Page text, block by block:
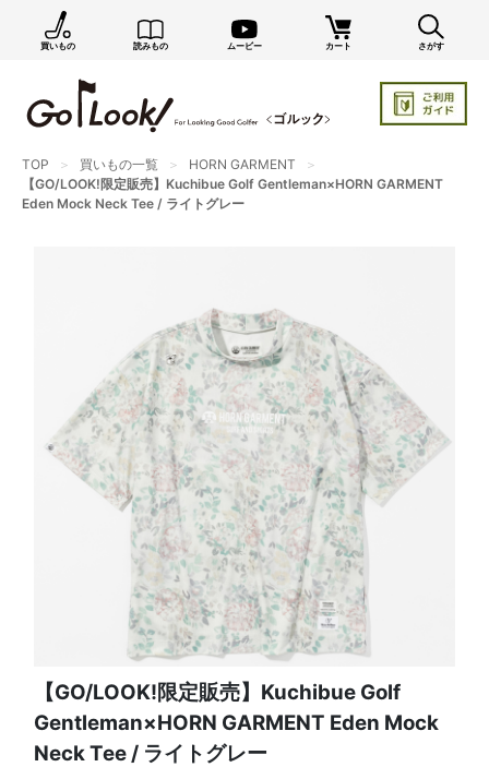
買いもの 読みもの ムービー カート さがす
TOP 買いもの一覧
HORN GARMENT
【GO/LOOK!限定販売】Kuchibue Golf Gentleman×HORN GARMENT
Eden Mock Neck Tee / ライトグレー
【GO/LOOK!限定販売】Kuchibue Golf
Gentleman×HORN GARMENT Eden Mock
Neck Tee / ライトグレー
×
GO/LOOK! からのお知らせ（受信設定）
新商品情報や編集部のオススメ、オトクな情報・買い
まだご登録でない方はぜひ！
店長ジャック厳選の新作商品情報をいち早くお届け（メルマガ）
お知らせを受け取る
いつでもメール内のリンクから配信停止できます